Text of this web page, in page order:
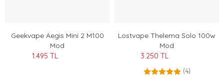
Geekvape Aegis Mini 2 M100
Mod
1.495 TL
Lostvape Thelema Solo 100w
Mod
3.250 TL
(4)